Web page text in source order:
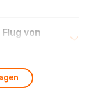
von